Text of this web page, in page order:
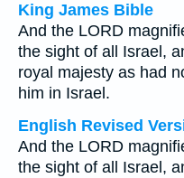
King James Bible
And the LORD
the sight of all Israel,
royal majesty as had
him in Israel.
English Revised
And the LORD
the sight of all Israel,